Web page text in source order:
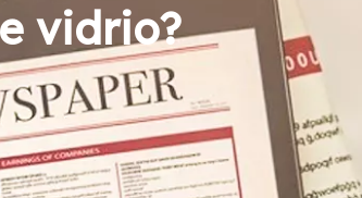
vidrio?